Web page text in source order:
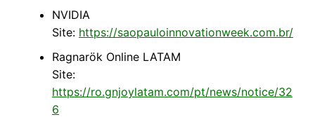
NVIDIA
Site: https://saopauloinnovationweek.com.br/
Ragnarök Online LATAM
Site:
https://ro.gnjoylatam.com/pt/news/notice/32
6